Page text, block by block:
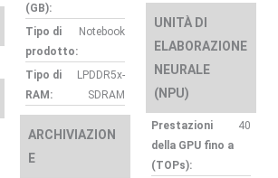
(GB):
Tipo di
prodotto:
Notebook
Tipo di
RAM:
LPDDR5x-
SDRAM
ARCHIVIAZION
E
UNITÀ DI
ELABORAZIONE
NEURALE
(NPU)
Prestazioni
della GPU fino a
(TOPs):
40